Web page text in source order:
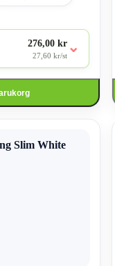
276,00 kr
27,60 kr/st ⌄